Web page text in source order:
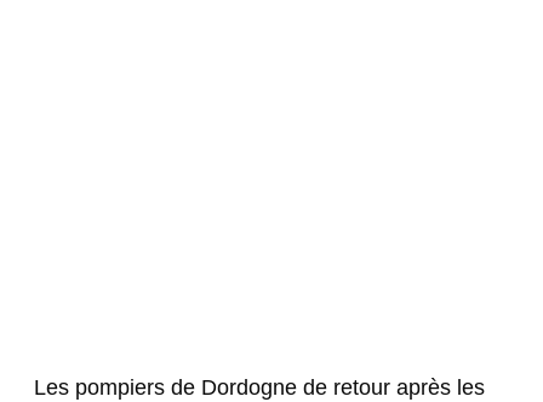
Les pompiers de Dordogne de retour après les